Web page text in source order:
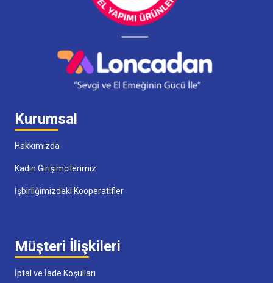
Kurumsal
Hakkımızda
Kadın Girişimcilerimiz
İşbirliğimizdeki Kooperatifler
Müşteri İlişkileri
İptal ve İade Koşulları